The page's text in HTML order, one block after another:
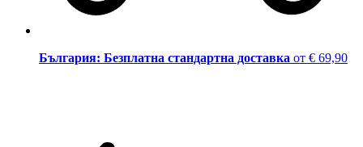
България: Безплатна стандартна доставка от € 69,90